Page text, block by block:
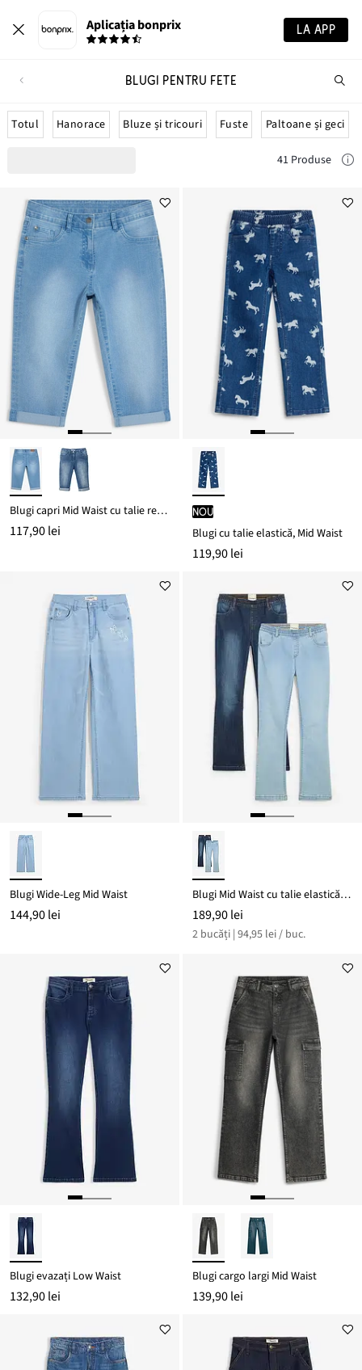
Aplicația bonprix LA APP
BLUGI PENTRU FETE
Totul Hanorace Bluze și tricouri Fuste Paltoane și geci
41 Produse
Blugi capri Mid Waist cu talie reglabilă
117,90 lei
nou
Blugi cu talie elastică, Mid Waist
119,90 lei
Blugi Wide-Leg Mid Waist
144,90 lei
Blugi Mid Waist cu talie elastică (set/2 perechi)
189,90 lei
2 bucăți | 94,95 lei / buc.
Blugi evazați Low Waist
132,90 lei
Blugi cargo largi Mid Waist
139,90 lei